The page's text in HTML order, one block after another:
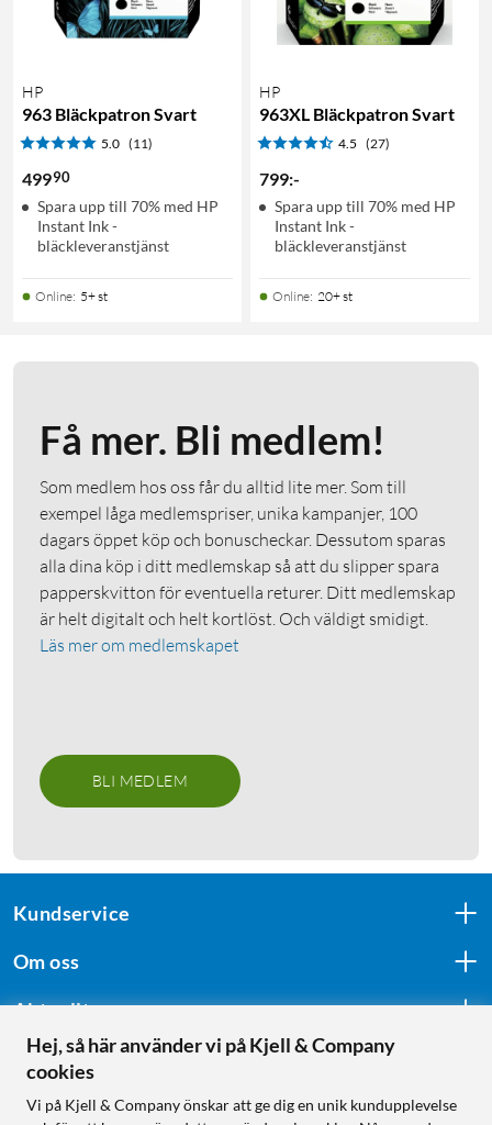
HP
963 Bläckpatron Svart
5.0 (11)
49990
Spara upp till 70% med HP
Instant Ink -
bläckleveranstjänst
Online: 5+ st
HP
963XL Bläckpatron Svart
4.5 (27)
799:-
Spara upp till 70% med HP
Instant Ink -
bläckleveranstjänst
Online: 20+ st
Få mer. Bli medlem!
Som medlem hos oss får du alltid lite mer. Som till
exempel låga medlemspriser, unika kampanjer, 100
dagars öppet köp och bonuscheckar. Dessutom sparas
alla dina köp i ditt medlemskap så att du slipper spara
papperskvitton för eventuella returer. Ditt medlemskap
är helt digitalt och helt kortlöst. Och väldigt smidigt.
Läs mer om medlemskapet
BLI MEDLEM
Kundservice
Om oss
Aktuellt
Följ oss
Hej, så här använder vi på Kjell & Company
cookies
Vi på Kjell & Company önskar att ge dig en unik kundupplevelse